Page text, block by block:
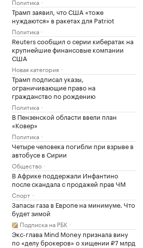
Трамп заявил, что США «тоже
нуждаются» в ракетах для Patriot
Политика
Reuters сообщил о серии кибератак на
крупнейшие финансовые компании
США
Новая категория
Трамп подписал указы,
ограничивающие право на
гражданство по рождению
Политика
В Пензенской области ввели план
«Ковер»
Политика
Четыре человека погибли при взрыве в
автобусе в Сирии
Общество
В Африке поддержали Инфантино
после скандала с продажей прав ЧМ
Спорт
Запасы газа в Европе на минимуме. Что
будет зимой
Подписка на РБК
Экс-глава Mind Money признала вину
по «делу брокеров» о хищении ₽7 млрд